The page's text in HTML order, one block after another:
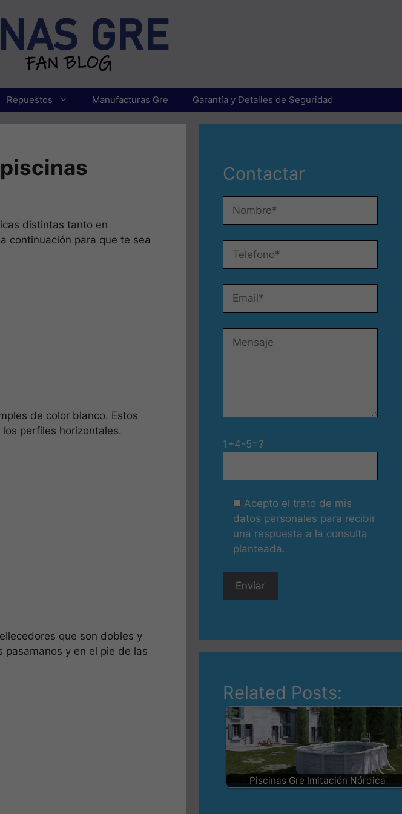
Repuestos Manufacturas Gre Garantía y Detalles de Seguridad
distintas tanto en
continuación para que te sea
de color blanco. Estos
perfiles horizontales.
que son dobles y
y en el pie de las
Contactar
1+4-5=?
Acepto el trato de mis
datos personales para recibir
una respuesta a la consulta
planteada.
Related Posts:
Piscinas Gre Imitación Nórdica